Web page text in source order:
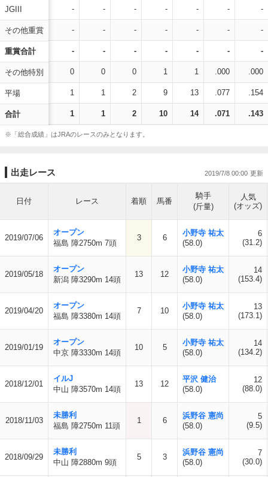
JGIII
その他重賞
重賞合計
その他特別
平場
合計
- - - - - - -
- - - - - - -
- - - - - - -
0 0 0 1 1 .000 .000
1 1 2 9 13 .077 .154
1 1 2 10 14 .071 .143
※「総合成績」はJRAのレースのみとなります。
出走レース 2019/7/8 00:00
日付 レース 着順 馬番
騎手
(斤量)
人気
(オッズ)
2019/07/06
オープン
福島 障2750m 7頭
3 6
小野寺 祐太
(58.0)
6
(31.2)
2019/05/18
オープン
新潟 障3290m 14頭
13 12
小野寺 祐太
(58.0)
14
(153.4)
2019/04/20
オープン
福島 障3380m 14頭
7 10
小野寺 祐太
(58.0)
13
(173.1)
2019/01/19
オープン
中京 障3330m 14頭
10 5
小野寺 祐太
(58.0)
14
(134.2)
2018/12/01
イルJ
中山 障3570m 14頭
13 12
平沢 健治
(58.0)
12
(88.0)
2018/11/03
未勝利
福島 障2750m 11頭
1 6
浜野谷 憲尚
(58.0)
5
(9.5)
2018/09/29
未勝利
中山 障2880m 9頭
5 3
浜野谷 憲尚
(58.0)
7
(30.0)